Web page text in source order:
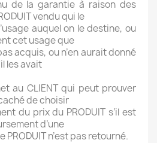
de la garantie à raison des
vendu qui le
auquel on le destine, ou
cet usage que
acquis, ou n’en aurait donné
les avait
au CLIENT qui peut prouver
de choisir
du prix du PRODUIT s’il est
d’une
PRODUIT n’est pas retourné.